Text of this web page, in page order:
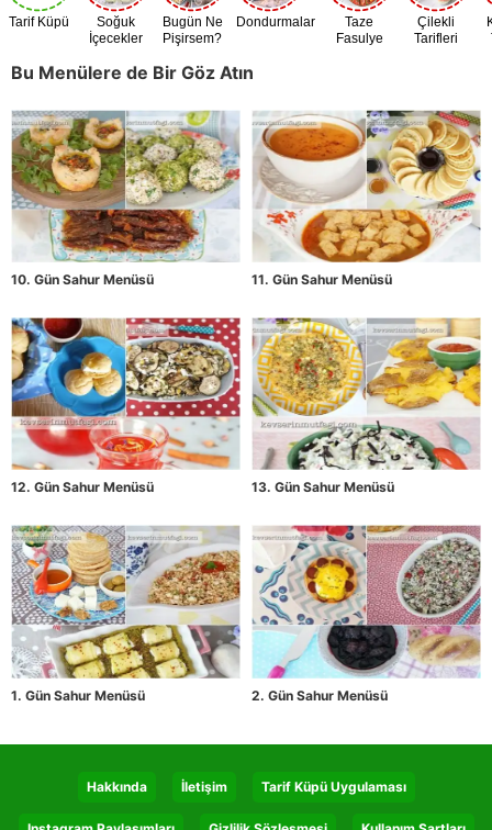
Tarif Küpü
Soğuk
İçecekler
Bugün Ne
Pişirsem?
Dondurmalar
Taze
Fasulye
Çilekli
Tarifleri
Bu Menülere de Bir Göz Atın
10. Gün Sahur Menüsü 11. Gün Sahur Menüsü
12. Gün Sahur Menüsü 13. Gün Sahur Menüsü
1. Gün Sahur Menüsü 2. Gün Sahur Menüsü
Hakkında İletişim Tarif Küpü Uygulaması